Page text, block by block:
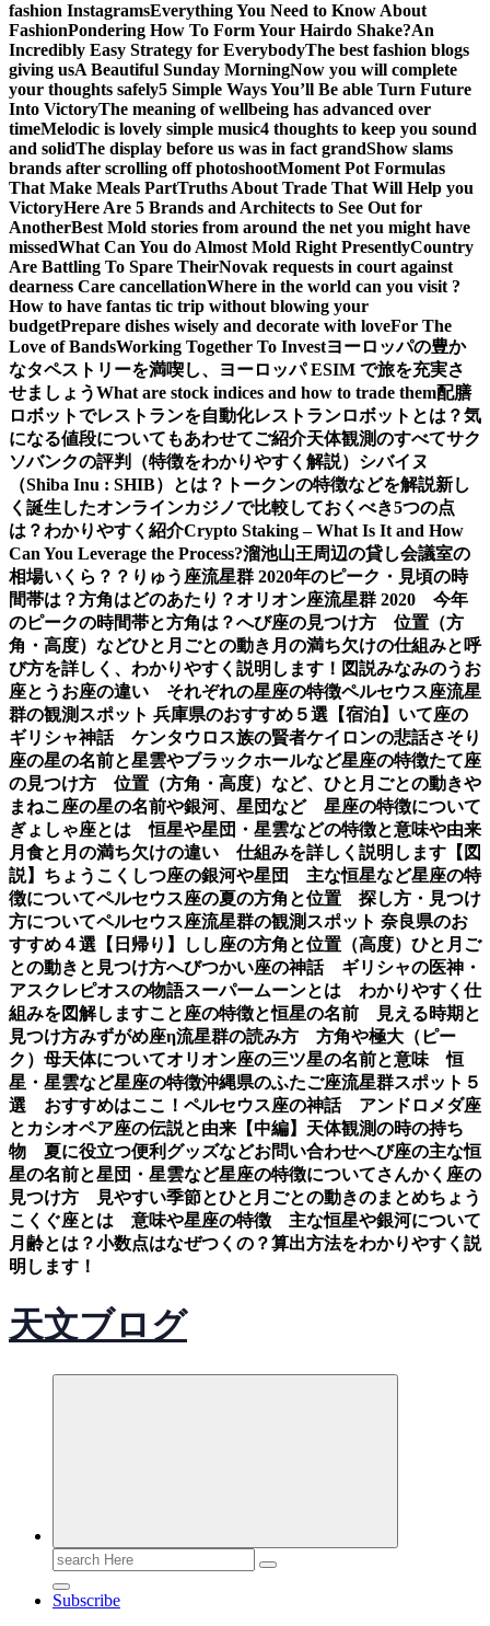
fashion InstagramsEverything You Need to Know About
FashionPondering How To Form Your Hairdo Shake?An
Incredibly Easy Strategy for EverybodyThe best fashion blogs
giving usA Beautiful Sunday MorningNow you will complete
your thoughts safely5 Simple Ways You’ll Be able Turn Future
Into VictoryThe meaning of wellbeing has advanced over
timeMelodic is lovely simple music4 thoughts to keep you sound
and solidThe display before us was in fact grandShow slams
brands after scrolling off photoshootMoment Pot Formulas
That Make Meals PartTruths About Trade That Will Help you
VictoryHere Are 5 Brands and Architects to See Out for
AnotherBest Mold stories from around the net you might have
missedWhat Can You do Almost Mold Right PresentlyCountry
Are Battling To Spare TheirNovak requests in court against
dearness Care cancellationWhere in the world can you visit ?
How to have fantas tic trip without blowing your
budgetPrepare dishes wisely and decorate with loveFor The
Love of BandsWorking Together To Investヨーロッパの豊か
なタペストリーを満喫し、ヨーロッパ ESIM で旅を充実さ
せましょうWhat are stock indices and how to trade them配膳
ロボットでレストランを自動化レストランロボットとは？気
になる値段についてもあわせてご紹介天体観測のすべてサク
ソバンクの評判（特徴をわかりやすく解説） シバイヌ
（Shiba Inu : SHIB）とは？トークンの特徴などを解説新し
く誕生したオンラインカジノで比較しておくべき5つの点
は？わかりやすく紹介Crypto Staking – What Is It and How
Can You Leverage the Process?溜池山王周辺の貸し会議室の
相場いくら？？ りゅう座流星群 2020年のピーク・見頃の時
間帯は？方角はどのあたり？オリオン座流星群 2020 今年
のピークの時間帯と方角は？へび座の見つけ方 位置（方
角・高度）などひと月ごとの動き 月の満ち欠けの仕組みと呼
び方を詳しく、わかりやすく説明します！図説みなみのうお
座とうお座の違い それぞれの星座の特徴ペルセウス座流星
群の観測スポット 兵庫県のおすすめ５選【宿泊】 いて座の
ギリシャ神話 ケンタウロス族の賢者ケイロンの悲話さそり
座の星の名前と星雲やブラックホールなど星座の特徴たて座
の見つけ方 位置（方角・高度）など、ひと月ごとの動きや
まねこ座の星の名前や銀河、星団など 星座の特徴について
ぎょしゃ座とは 恒星や星団・星雲などの特徴と意味や由来
月食と月の満ち欠けの違い 仕組みを詳しく説明します【図
説】 ちょうこくしつ座の銀河や星団 主な恒星など星座の特
徴についてペルセウス座の夏の方角と位置 探し方・見つけ
方についてペルセウス座流星群の観測スポット 奈良県のお
すすめ４選【日帰り】
しし座の方角と位置（高度）ひと月ご
との動きと見つけ方へびつかい座の神話 ギリシャの医神・
アスクレピオスの物語スーパームーンとは わかりやすく仕
組みを図解しますこと座の特徴と恒星の名前 見える時期と
見つけ方みずがめ座η流星群の読み方 方角や極大（ピー
ク）母天体についてオリオン座の三ツ星の名前と意味 恒
星・星雲など星座の特徴沖縄県のふたご座流星群スポット５
選 おすすめはここ！ ペルセウス座の神話 アンドロメダ座
とカシオペア座の伝説と由来【中編】 天体観測の時の持ち
物 夏に役立つ便利グッズなどお問い合わせへび座の主な恒
星の名前と星団・星雲など星座の特徴についてさんかく座の
見つけ方 見やすい季節とひと月ごとの動きのまとめちょう
こくぐ座とは 意味や星座の特徴 主な恒星や銀河について
月齢とは？小数点はなぜつくの？算出方法をわかりやすく説
明します！
天文ブログ
Search
for:
Subscribe